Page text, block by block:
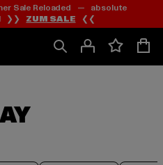
Zum
Inhalt
springen
Zum
Fußzeile
springen
Sale Reloaded — absolute
❯❯ ZUM SALE ❮❮
Zum
Produktraster
springen